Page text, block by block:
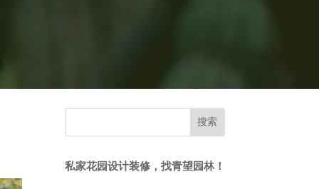
私家花园设计装修，找青望园林！